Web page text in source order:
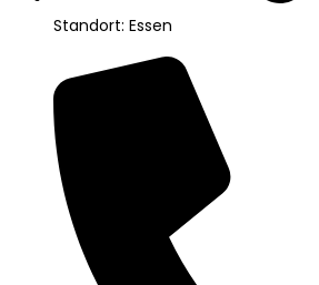
Standort: Essen